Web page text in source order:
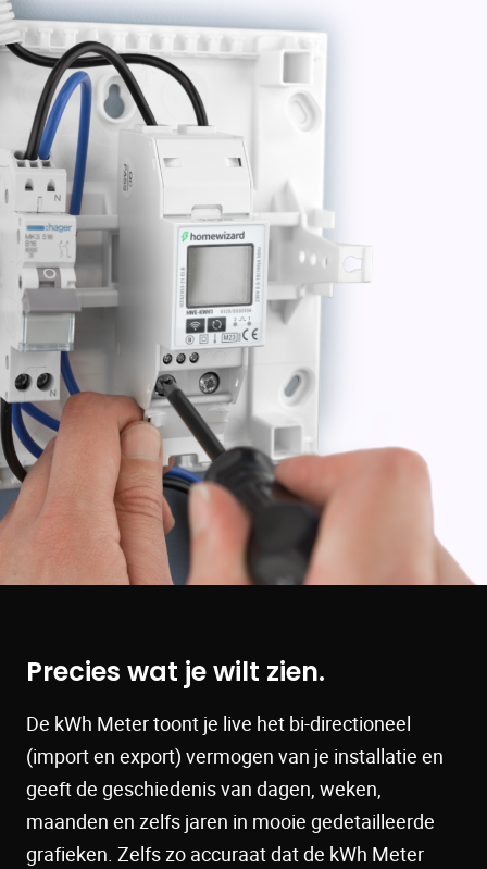
Precies wat je wilt zien
De kWh Meter toont je live het bi-directioneel
(import en export) vermogen van je installatie en
geeft de geschiedenis van dagen, weken,
maanden en zelfs jaren in mooie gedetailleerde
grafieken. Zelfs zo accuraat dat de kWh Meter